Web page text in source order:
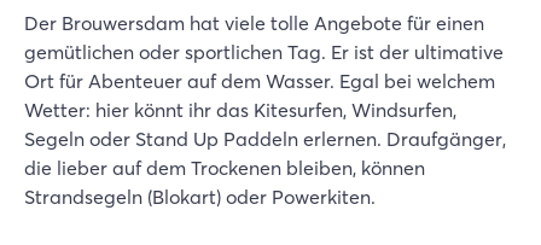
Der Brouwersdam hat viele tolle Angebote für einen
gemütlichen oder sportlichen Tag. Er ist der ultimative
Ort für Abenteuer auf dem Wasser. Egal bei welchem
Wetter: hier könnt ihr das Kitesurfen, Windsurfen,
Segeln oder Stand Up Paddeln erlernen. Draufgänger,
die lieber auf dem Trockenen bleiben, können
Strandsegeln (Blokart) oder Powerkiten.